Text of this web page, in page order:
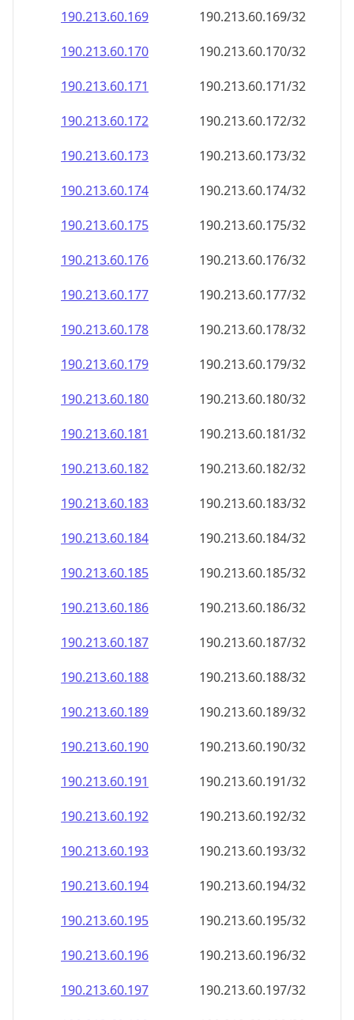
190.213.60.169
190.213.60.169/32
190.213.60.170
190.213.60.170/32
190.213.60.171
190.213.60.171/32
190.213.60.172
190.213.60.172/32
190.213.60.173
190.213.60.173/32
190.213.60.174
190.213.60.174/32
190.213.60.175
190.213.60.175/32
190.213.60.176
190.213.60.176/32
190.213.60.177
190.213.60.177/32
190.213.60.178
190.213.60.178/32
190.213.60.179
190.213.60.179/32
190.213.60.180
190.213.60.180/32
190.213.60.181
190.213.60.181/32
190.213.60.182
190.213.60.182/32
190.213.60.183
190.213.60.183/32
190.213.60.184
190.213.60.184/32
190.213.60.185
190.213.60.185/32
190.213.60.186
190.213.60.186/32
190.213.60.187
190.213.60.187/32
190.213.60.188
190.213.60.188/32
190.213.60.189
190.213.60.189/32
190.213.60.190
190.213.60.190/32
190.213.60.191
190.213.60.191/32
190.213.60.192
190.213.60.192/32
190.213.60.193
190.213.60.193/32
190.213.60.194
190.213.60.194/32
190.213.60.195
190.213.60.195/32
190.213.60.196
190.213.60.196/32
190.213.60.197
190.213.60.197/32
190.213.60.198
190.213.60.198/32